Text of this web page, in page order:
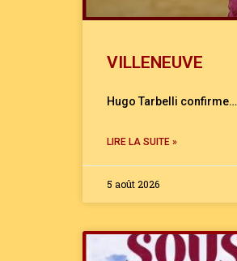
VILLENEUVE
Hugo Tarbelli confirme…
LIRE LA SUITE »
5 août 2026